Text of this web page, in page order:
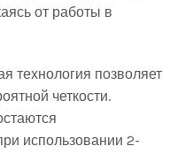
от работы в
технология позволяет
четкости.
использовании 2-